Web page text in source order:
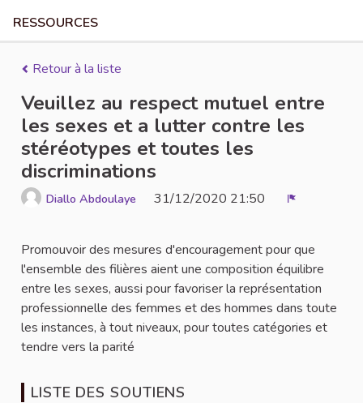
RESSOURCES
Retour à la liste
Veuillez au respect mutuel entre
les sexes et a lutter contre les
stéréotypes et toutes les
discriminations
Diallo Abdoulaye 31/12/2020 21:50
Promouvoir des mesures d'encouragement pour que
l'ensemble des filières aient une composition équilibre
entre les sexes, aussi pour favoriser la représentation
professionnelle des femmes et des hommes dans toute
les instances, à tout niveaux, pour toutes catégories et
tendre vers la parité
LISTE DES SOUTIENS